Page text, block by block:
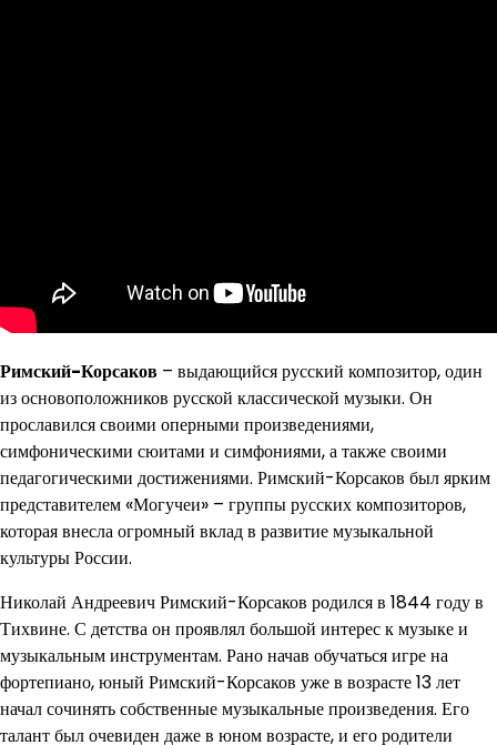
Римский-Корсаков – выдающийся русский композитор, один
из основоположников русской классической музыки. Он
прославился своими оперными произведениями,
симфоническими сюитами и симфониями, а также своими
педагогическими достижениями. Римский-Корсаков был ярким
представителем «Могучеи» – группы русских композиторов,
которая внесла огромный вклад в развитие музыкальной
культуры России.
Николай Андреевич Римский-Корсаков родился в 1844 году в
Тихвине. С детства он проявлял большой интерес к музыке и
музыкальным инструментам. Рано начав обучаться игре на
фортепиано, юный Римский-Корсаков уже в возрасте 13 лет
начал сочинять собственные музыкальные произведения. Его
талант был очевиден даже в юном возрасте, и его родители